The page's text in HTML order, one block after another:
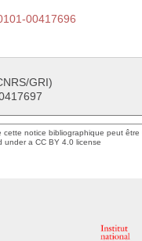
00417696
GRI)
notice bibliographique peut
under a CC BY 4.0 license